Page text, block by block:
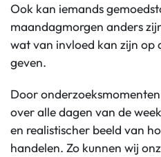
Ook kan iemands
maandagmorgen anders
wat van invloed kan zijn op
geven.
Door
over alle dagen van de
en realistischer beeld van
handelen. Zo kunnen wij